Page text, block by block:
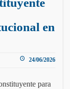
en
24/06/2026
para